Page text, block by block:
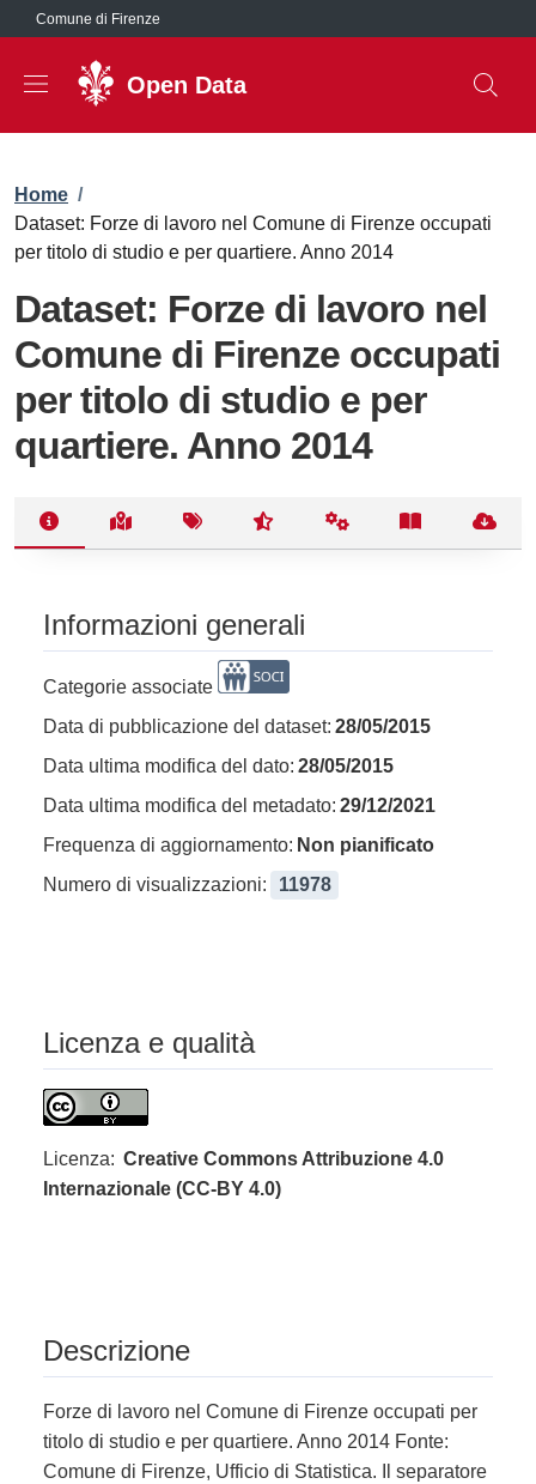
Salta al contenuto principale
Comune di Firenze
Open Data
Briciole di pane
Home /
Dataset: Forze di lavoro nel Comune di Firenze occupati
per titolo di studio e per quartiere. Anno 2014
Dataset: Forze di lavoro nel
Comune di Firenze occupati
per titolo di studio e per
quartiere. Anno 2014
Informazioni generali
Categorie associate
Data di pubblicazione del dataset: 28/05/2015
Data ultima modifica del dato: 28/05/2015
Data ultima modifica del metadato: 29/12/2021
Frequenza di aggiornamento: Non pianificato
Numero di visualizzazioni:
11978
Licenza e qualità
Licenza: Creative Commons Attribuzione 4.0
Internazionale (CC-BY 4.0)
Descrizione
Forze di lavoro nel Comune di Firenze occupati per
titolo di studio e per quartiere. Anno 2014 Fonte:
Comune di Firenze, Ufficio di Statistica. Il separatore